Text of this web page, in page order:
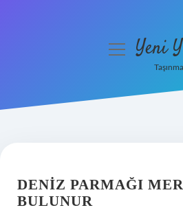
Hakkımızda
menüyüYeni
DENIZ PARMAĞI
BULUNUR